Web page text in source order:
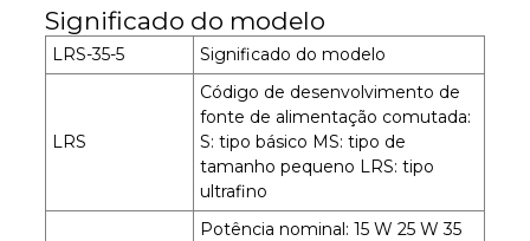
Significado do modelo
LRS-35-5 Significado do modelo
LRS
Código de desenvolvimento de
fonte de alimentação comutada:
S: tipo básico MS: tipo de
tamanho pequeno LRS: tipo
ultrafino
Potência nominal: 15 W 25 W 35